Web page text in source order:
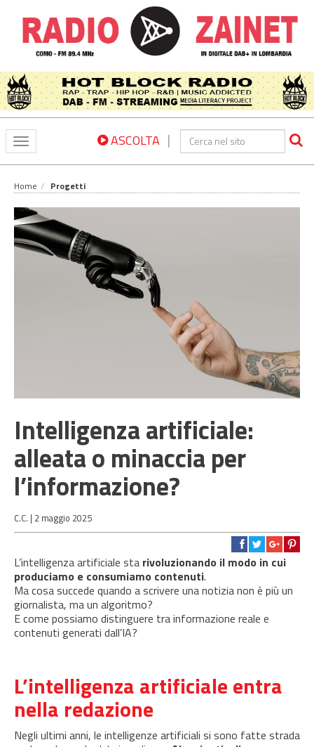
Toggle
navigation
ASCOLTA |
Home Progetti
Intelligenza artificiale:
alleata o minaccia per
l’informazione?
C.C. | 2 maggio 2025
L’intelligenza artificiale sta rivoluzionando il modo in cui
produciamo e consumiamo contenuti.
Ma cosa succede quando a scrivere una notizia non è più un
giornalista, ma un algoritmo?
E come possiamo distinguere tra informazione reale e
contenuti generati dall’IA?
L’intelligenza artificiale entra
nella redazione
Negli ultimi anni, le intelligenze artificiali si sono fatte strada